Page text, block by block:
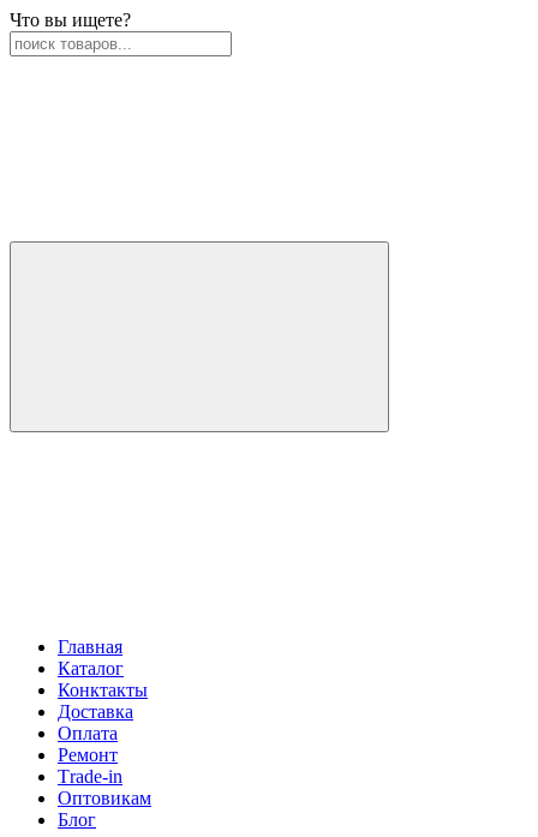
Что вы ищете?
Главная
Каталог
Конктакты
Доставка
Оплата
Ремонт
Тrade-in
Оптовикам
Блог